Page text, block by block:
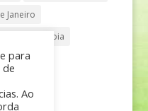
Janeiro
Vila Olímpia
para
Ao